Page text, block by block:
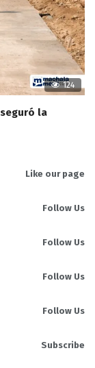
124
la
Like our page
Follow Us
Follow Us
Follow Us
Follow Us
Subscribe